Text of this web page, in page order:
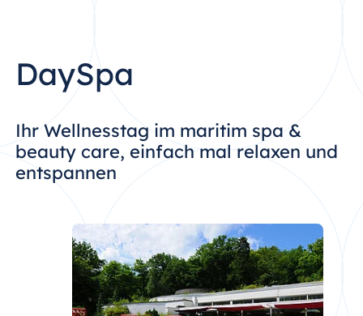
DaySpa
Ihr Wellnesstag im maritim spa &
beauty care, einfach mal relaxen und
entspannen